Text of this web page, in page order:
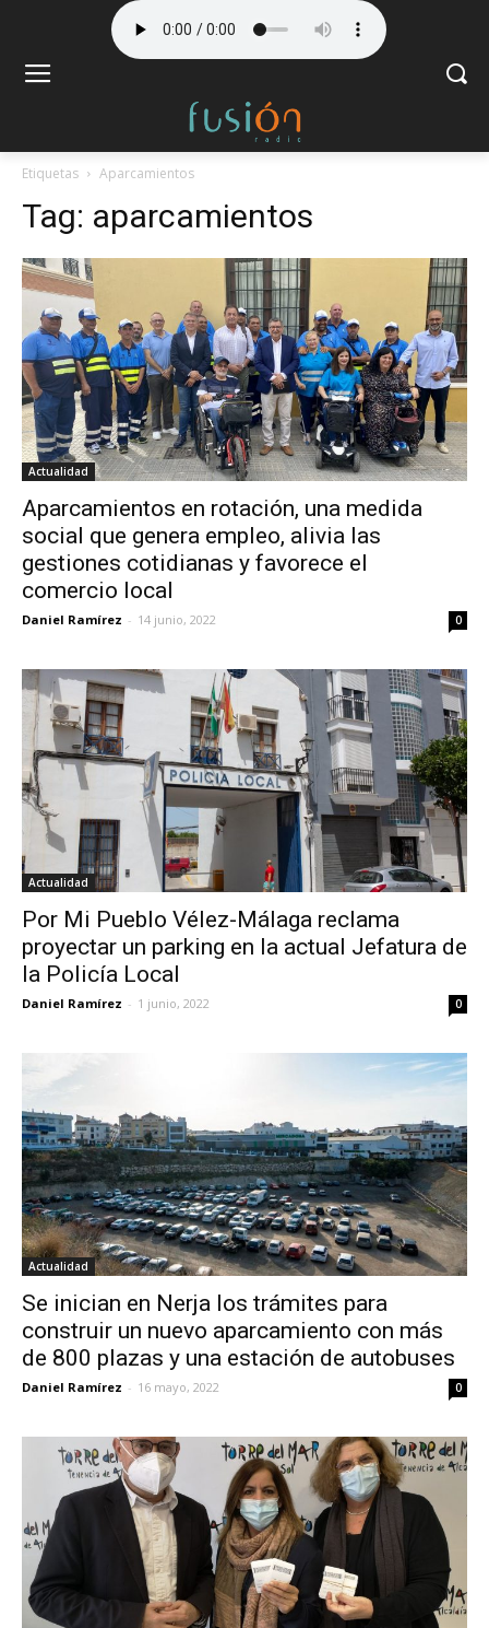
Etiquetas Aparcamientos
Tag: aparcamientos
Actualidad
Aparcamientos en rotación, una medida
social que genera empleo, alivia las
gestiones cotidianas y favorece el
comercio local
Daniel Ramírez - 14 junio, 2022 0
Actualidad
Por Mi Pueblo Vélez-Málaga reclama
proyectar un parking en la actual Jefatura de
la Policía Local
Daniel Ramírez - 1 junio, 2022 0
Actualidad
Se inician en Nerja los trámites para
construir un nuevo aparcamiento con más
de 800 plazas y una estación de autobuses
Daniel Ramírez - 16 mayo, 2022 0